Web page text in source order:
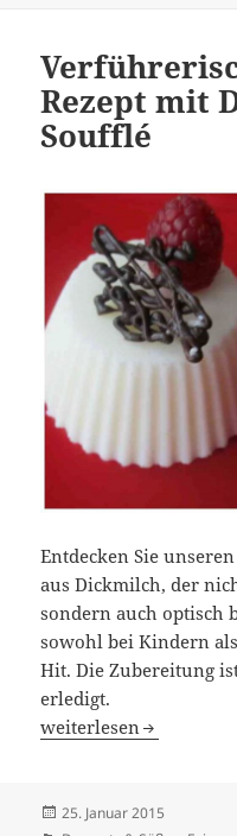
Rezept mit
Soufflé
Entdecken Sie
aus Dickmilch, der
sondern auch optisch
sowohl bei Kindern
Hit. Die Zubereitung
erledigt.
Verführerisches
weiterlesen
Veröffentlicht
25. Januar 2015